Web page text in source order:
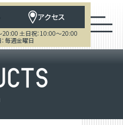
アクセス
20:00 土日祝：10:00～20:00
毎週金曜日
CTS